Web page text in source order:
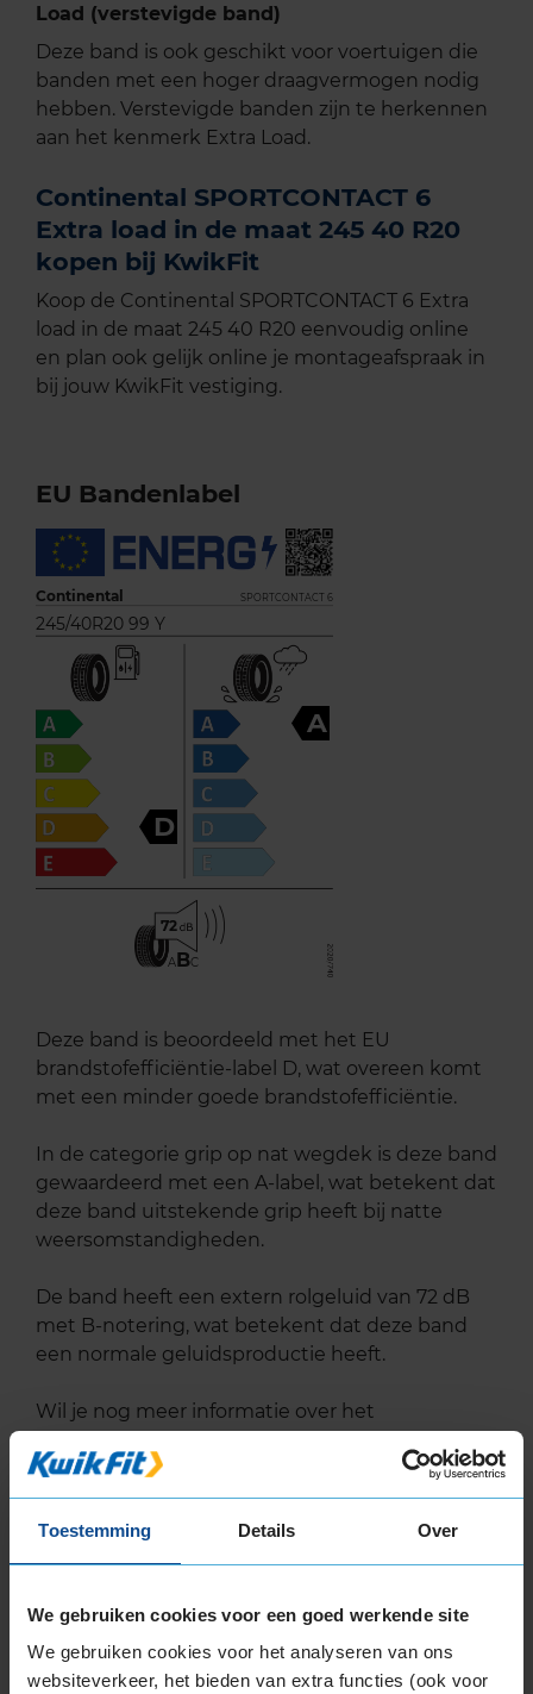
Toestemming Details Over
We gebruiken cookies voor een goed werkende site
We gebruiken cookies voor het analyseren van ons
websiteverkeer, het bieden van extra functies (ook voor
Load (verstevigde band)
Deze band is ook geschikt voor voertuigen die
banden met een hoger draagvermogen nodig
hebben. Verstevigde banden zijn te herkennen
aan het kenmerk Extra Load.
Continental SPORTCONTACT 6
Extra load in de maat 245 40 R20
kopen bij KwikFit
Koop de Continental SPORTCONTACT 6 Extra
load in de maat 245 40 R20 eenvoudig online
en plan ook gelijk online je montageafspraak in
bij jouw KwikFit vestiging.
EU Bandenlabel
Continental SPORTCONTACT 6
245/40R20 99 Y
D
A
72
A BC
Deze band is beoordeeld met het EU
brandstofefficiëntie-label D, wat overeen komt
met een minder goede brandstofefficiëntie.
In de categorie grip op nat wegdek is deze band
gewaardeerd met een A-label, wat betekent dat
deze band uitstekende grip heeft bij natte
weersomstandigheden.
De band heeft een extern rolgeluid van 72 dB
met B-notering, wat betekent dat deze band
een normale geluidsproductie heeft.
Wil je nog meer informatie over het
bandenmaat omvang (inch)